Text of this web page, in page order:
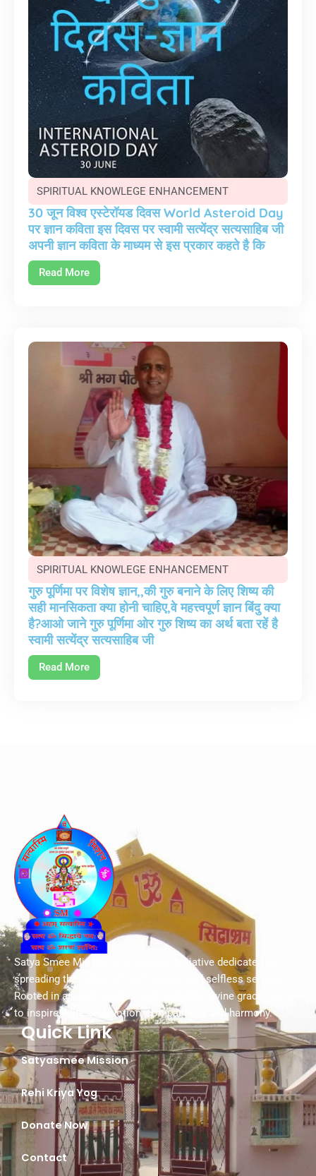
SPIRITUAL KNOWLEGE ENHANCEMENT
30 जून विश्व एस्टेरॉयड दिवस World Asteroid Day
पर ज्ञान कविता इस दिवस पर स्वामी सत्येंद्र सत्यसाहिब जी
अपनी ज्ञान कविता के माध्यम से इस प्रकार कहते है कि
Read More
SPIRITUAL KNOWLEGE ENHANCEMENT
गुरु पूर्णिमा पर विशेष ज्ञान,,की गुरु बनाने के लिए शिष्य की
सही मानसिकता क्या होनी चाहिए,वे महत्त्वपूर्ण ज्ञान बिंदु क्या
है?आओ जाने गुरु पूर्णिमा ओर गुरु शिष्य का अर्थ बता रहें है
स्वामी सत्येंद्र सत्यसाहिब जी
Read More
Satya Smee Mission is a spiritual initiative dedicated to
spreading the values of truth, peace, and selfless service.
Rooted in ancient wisdom and guided by divine grace, we aim
to inspire a life of devotion, compassion, and harmony.
Quick Link
Satyasmee Mission
Rehi Kriya Yog
Donate Now
Contact